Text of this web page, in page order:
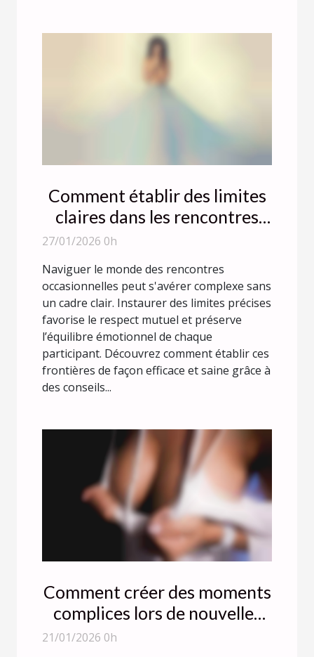
Comment établir des limites
claires dans les rencontres
occasionnelles ?
27/01/2026 0h
Naviguer le monde des rencontres
occasionnelles peut s'avérer complexe sans
un cadre clair. Instaurer des limites précises
favorise le respect mutuel et préserve
l’équilibre émotionnel de chaque
participant. Découvrez comment établir ces
frontières de façon efficace et saine grâce à
des conseils...
Comment créer des moments
complices lors de nouvelles
rencontres ?
21/01/2026 0h